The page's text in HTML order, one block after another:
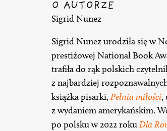
O AUTORZE
Sigrid Nunez
Sigrid Nunez urodziła się w
prestiżowej National Book
trafiła do rąk polskich
z najbardziej
książka pisarki,Pełnia miłości,
z wydaniem amerykańskim.
po polsku w 2022 rokuDla